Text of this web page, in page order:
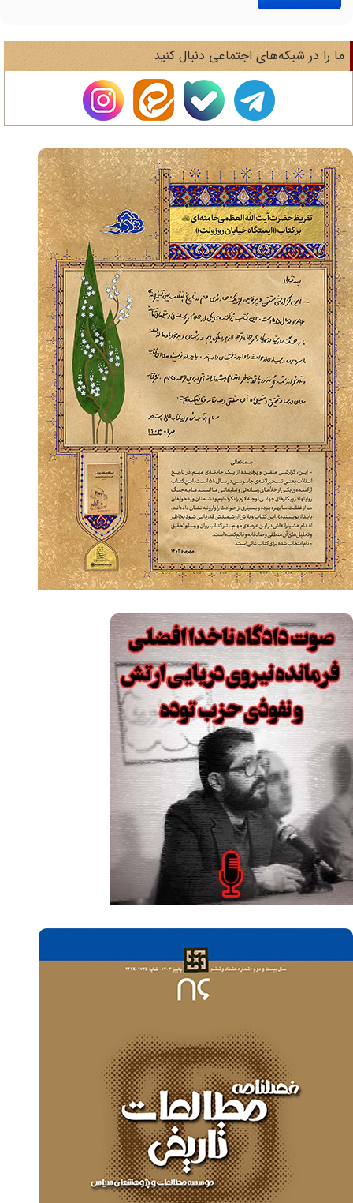
را در شبکه‌های اجتماعی دنبال کنید